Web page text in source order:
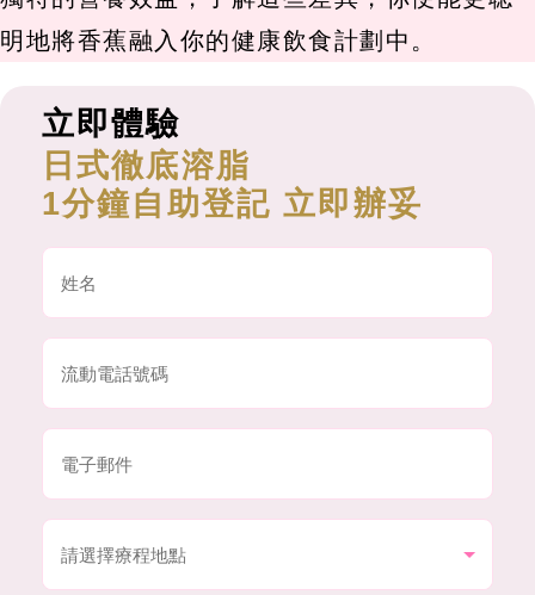
明地將香蕉融入你的健康飲食計劃中。
立即體驗
日式徹底溶脂
1分鐘自助登記 立即辦妥